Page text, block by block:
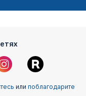
или поблагодарите